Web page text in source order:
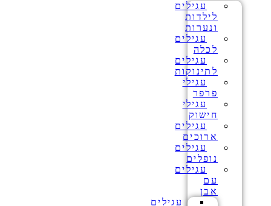
עגילים
לילדות
ונערות
עגילים
לכלה
עגילים
לתינוקות
עגילי
פרפר
עגילי
חישוק
עגילים
ארוכים
עגילים
נופלים
עגילים
עם
אבן
עגילים